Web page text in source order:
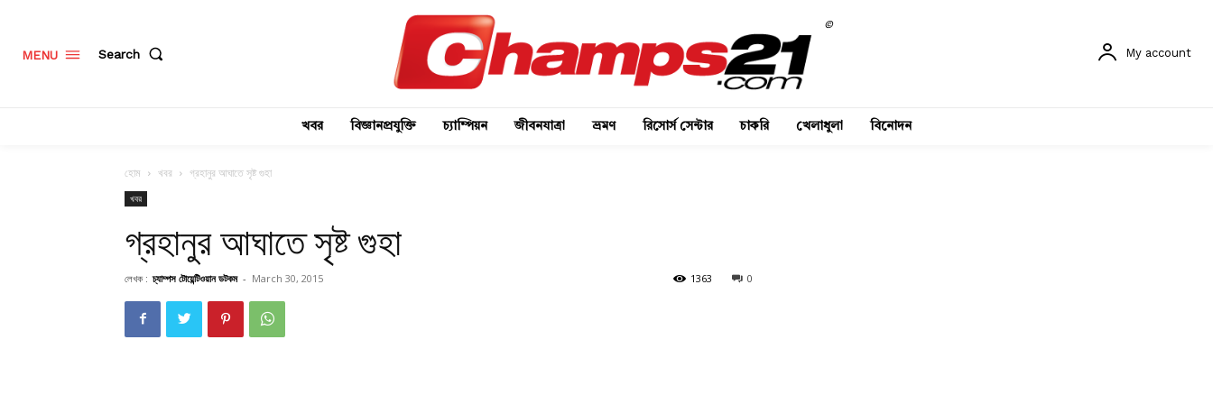
MENU Search
©
My account
খবর বিজ্ঞানপ্রযুক্তি চ্যাম্পিয়ন জীবনযাত্রা ভ্রমণ রিসোর্স সেন্টার চাকরি খেলাধুলা বিনোদন
হোম খবর গ্রহানুর আঘাতে সৃষ্ট গুহা
খবর
গ্রহানুর আঘাতে সৃষ্ট গুহা
লেখক : চ্যাম্পস টোয়েন্টিওয়ান ডটকম - March 30, 2015 0
1363